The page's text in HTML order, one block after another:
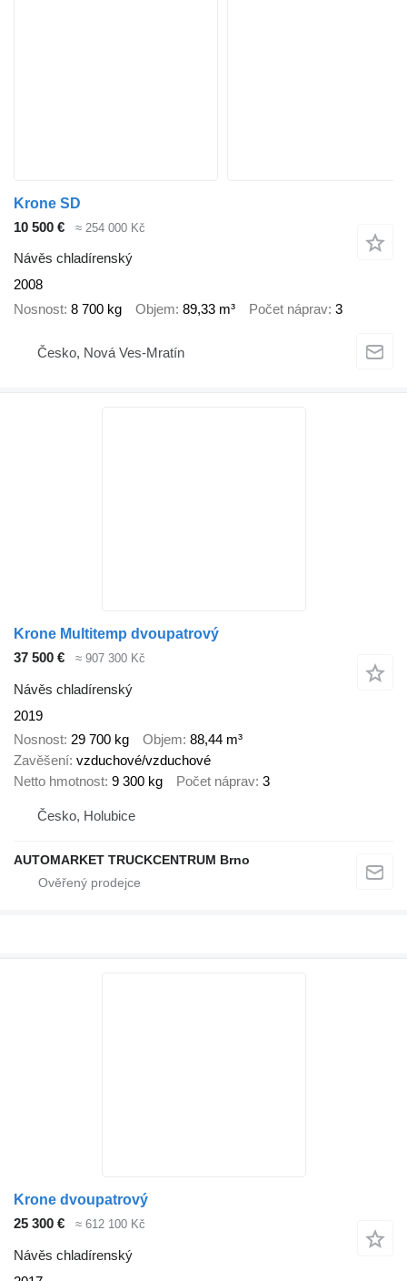
Krone SD
10 500 €
≈ 254 000 Kč
Návěs chladírenský
2008
Nosnost 8 700 kg Objem 89,33 m³ Počet náprav 3
Česko, Nová Ves-Mratín
Krone Multitemp dvoupatrový
37 500 €
≈ 907 300 Kč
Návěs chladírenský
2019
Nosnost 29 700 kg Objem 88,44 m³
Zavěšení vzduchové/vzduchové
Netto hmotnost 9 300 kg Počet náprav 3
Česko, Holubice
AUTOMARKET TRUCKCENTRUM Brno
Krone dvoupatrový
25 300 €
≈ 612 100 Kč
Návěs chladírenský